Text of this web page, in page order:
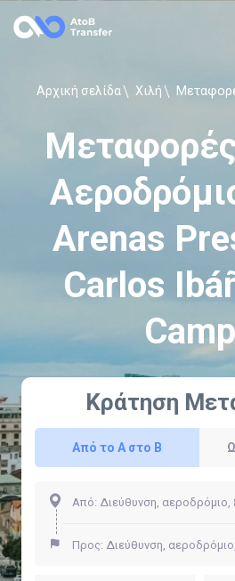
Αρχική σελίδα Χιλή
Arenas
Carlos
Κράτηση
Από το Α στο Β